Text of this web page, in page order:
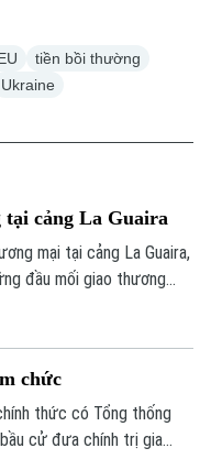
tiền bồi thường
Ukraine
tại cảng La Guaira
mại tại cảng La Guaira,
đầu mối giao thương
ghi nhận đang dỡ hàng
7/8.
chức
thức có Tổng thống
cử đưa chính trị gia